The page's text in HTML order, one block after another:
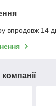
впродовж 14